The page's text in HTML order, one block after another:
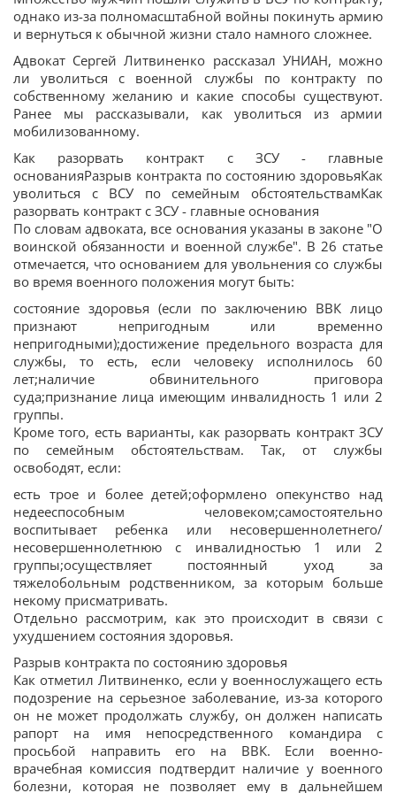
однако из-за полномасштабной войны покинуть армию
и вернуться к обычной жизни стало намного сложнее.
Адвокат Сергей Литвиненко рассказал УНИАН, можно
ли уволиться с военной службы по контракту по
собственному желанию и какие способы существуют.
Ранее мы рассказывали, как уволиться из армии
мобилизованному.
Как разорвать контракт с ЗСУ - главные
основанияРазрыв контракта по состоянию здоровьяКак
уволиться с ВСУ по семейным обстоятельствамКак
разорвать контракт с ЗСУ - главные основания
По словам адвоката, все основания указаны в законе "О
воинской обязанности и военной службе". В 26 статье
отмечается, что основанием для увольнения со службы
во время военного положения могут быть:
состояние здоровья (если по заключению ВВК лицо
признают непригодным или временно
непригодными);достижение предельного возраста для
службы, то есть, если человеку исполнилось 60
лет;наличие обвинительного приговора
суда;признание лица имеющим инвалидность 1 или 2
группы.
Кроме того, есть варианты, как разорвать контракт ЗСУ
по семейным обстоятельствам. Так, от службы
освободят, если:
есть трое и более детей;оформлено опекунство над
недееспособным человеком;самостоятельно
воспитывает ребенка или несовершеннолетнего/
несовершеннолетнюю с инвалидностью 1 или 2
группы;осуществляет постоянный уход за
тяжелобольным родственником, за которым больше
некому присматривать.
Отдельно рассмотрим, как это происходит в связи с
ухудшением состояния здоровья.
Разрыв контракта по состоянию здоровья
Как отметил Литвиненко, если у военнослужащего есть
подозрение на серьезное заболевание, из-за которого
он не может продолжать службу, он должен написать
рапорт на имя непосредственного командира с
просьбой направить его на ВВК. Если военно-
врачебная комиссия подтвердит наличие у военного
болезни, которая не позволяет ему в дальнейшем